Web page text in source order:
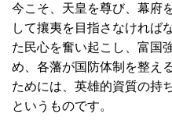
今こそ、天皇を尊び、幕府
して攘夷を目指さなければ
た民心を奮い起こし、富国
め、各藩が国防体制を整え
ためには、英雄的資質の持
というものです。